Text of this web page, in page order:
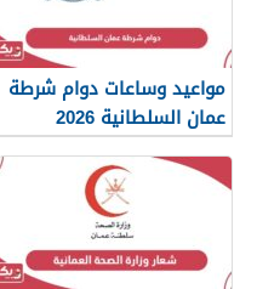
مواعيد وساعات دوام شرطة
عمان السلطانية 2026